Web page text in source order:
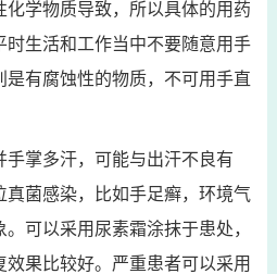
学物质导致，所以具体的用药
时生活和工作当中不要随意用手
有腐蚀性的物质，不可用手直
手掌多汗，可能与出汗不良有
真菌感染，比如手足癣，环境气
可以采用尿素霜涂抹于患处，
果比较好。严重患者可以采用